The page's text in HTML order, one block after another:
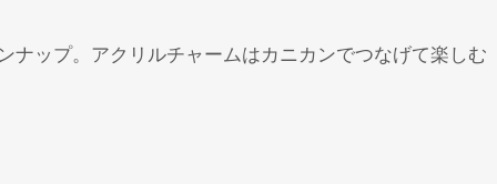
ナップ。アクリルチャームはカニカンでつなげて楽しむ